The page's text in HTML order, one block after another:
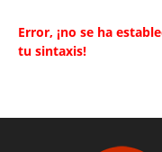
Error, ¡no se ha
tu sintaxis!